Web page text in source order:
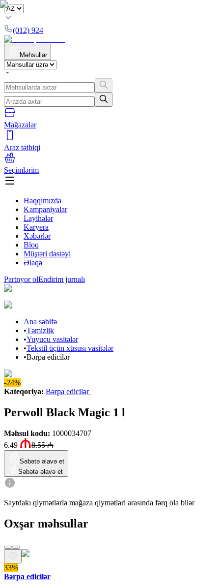
(012) 924
Məhsullar
Mağazalar
Araz tətbiqi
Seçimlərim
Haqqımızda
Kampaniyalar
Layihələr
Karyera
Xəbərlər
Bloq
Müştəri dəstəyi
Əlaqə
Partnyor olEndirim jurnalı
Ana səhifə
•Təmizlik
•Yuyucu vasitələr
•Tekstil üçün xüsusı vasitələr
•Bərpa edicilər
-24%
Kateqoriya: Bərpa edicilər
Perwoll Black Magic 1 l
Məhsul kodu: 1000034707
6.49
8.55₼
Səbətə əlavə et
Səbətə əlavə et
Saytdakı qiymətlərlə mağaza qiymətləri arasında fərq ola bilər
Oxşar məhsullar
33%
Bərpa edicilər